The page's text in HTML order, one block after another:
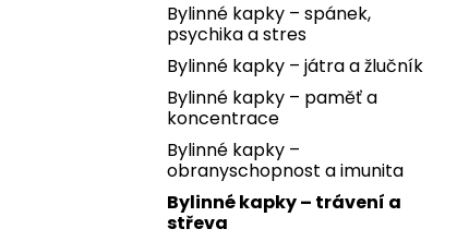
Bylinné kapky – spánek,
psychika a stres
Bylinné kapky – játra a žlučník
Bylinné kapky – paměť a
koncentrace
Bylinné kapky –
obranyschopnost a imunita
Bylinné kapky – trávení a
střeva